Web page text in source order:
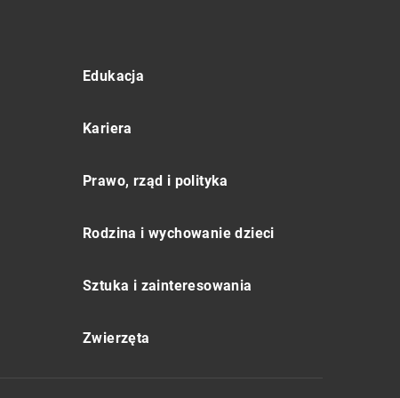
Edukacja
Kariera
Prawo, rząd i polityka
Rodzina i wychowanie dzieci
Sztuka i zainteresowania
Zwierzęta